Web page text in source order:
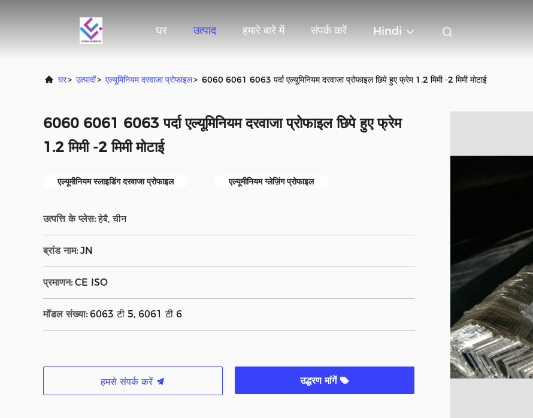
घर उत्पाद हमारे बारे में संपर्क करें Hindi
घर> उत्पादों> एल्यूमिनियम दरवाजा प्रोफाइल> 6060 6061 6063 पर्दा एल्यूमिनियम दरवाजा प्रोफाइल छिपे हुए फ्रेम 1.2 मिमी -2 मिमी मोटाई
6060 6061 6063 पर्दा एल्यूमिनियम दरवाजा प्रोफाइल छिपे हुए फ्रेम
1.2 मिमी -2 मिमी मोटाई
एल्यूमीनियम स्लाइडिंग दरवाजा प्रोफाइल एल्यूमीनियम ग्लेज़िंग प्रोफाइल
उत्पत्ति के प्लेस: हेबै, चीन
ब्रांड नाम: JN
प्रमाणन: CE ISO
मॉडल संख्या: 6063 टी 5, 6061 टी 6
हमसे संपर्क करें उद्धरण मांगें